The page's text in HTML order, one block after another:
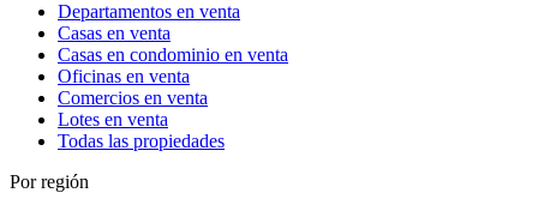
Departamentos en venta
Casas en venta
Casas en condominio en venta
Oficinas en venta
Comercios en venta
Lotes en venta
Todas las propiedades
Por región